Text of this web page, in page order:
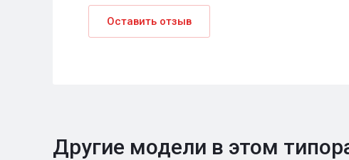
Оставить отзыв
Другие модели в этом